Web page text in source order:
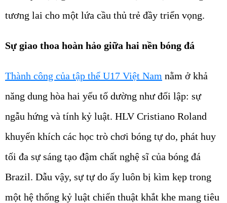
tương lai cho một lứa cầu thủ trẻ đầy triển vọng.
Sự giao thoa hoàn hảo giữa hai nền bóng đá
Thành công của tập thể U17 Việt Nam nằm ở khả
năng dung hòa hai yếu tố dường như đối lập: sự
ngẫu hứng và tính kỷ luật. HLV Cristiano Roland
khuyến khích các học trò chơi bóng tự do, phát huy
tối đa sự sáng tạo đậm chất nghệ sĩ của bóng đá
Brazil. Dẫu vậy, sự tự do ấy luôn bị kìm kẹp trong
một hệ thống kỷ luật chiến thuật khắt khe mang tiêu